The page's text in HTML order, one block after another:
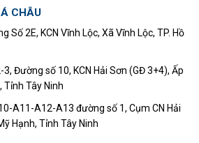
CHÂU
Số 2E, KCN Vĩnh Lộc, Xã Vĩnh Lộc, TP. Hồ
Đường số 10, KCN Hải Sơn (GĐ 3+4), Ấp
Tỉnh Tây Ninh
A11-A12-A13 đường số 1, Cụm CN Hải
Hạnh, Tỉnh Tây Ninh